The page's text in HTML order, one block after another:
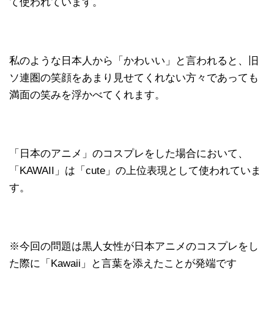
私のような日本人から「かわいい」と言われると、旧
ソ連圏の笑顔をあまり見せてくれない方々であっても
満面の笑みを浮かべてくれます。
「日本のアニメ」のコスプレをした場合において、
「KAWAII」は「cute」の上位表現として使われていま
す。
※今回の問題は黒人女性が日本アニメのコスプレをし
た際に「Kawaii」と言葉を添えたことが発端です